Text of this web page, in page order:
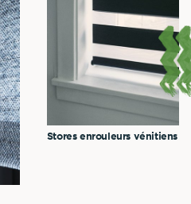
Stores enrouleurs vénitiens